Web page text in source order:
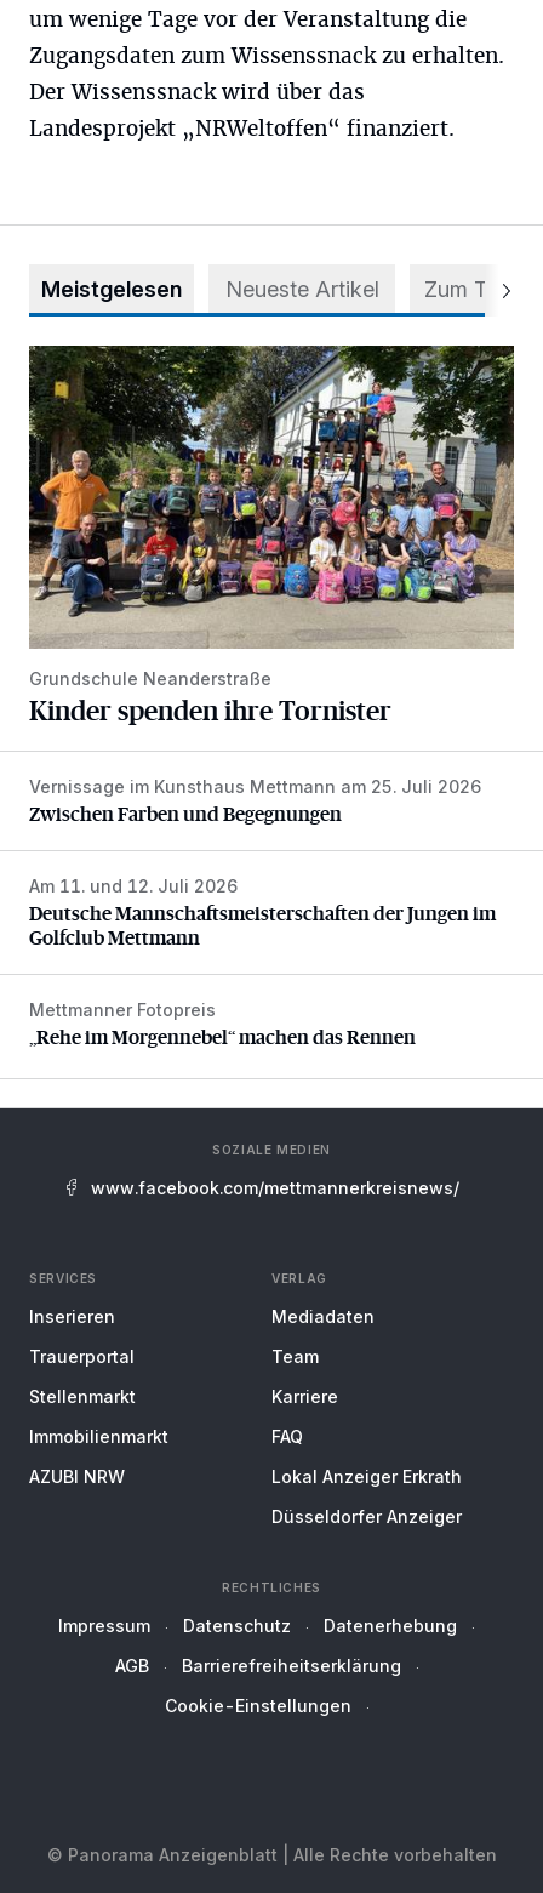
um wenige Tage vor der Veranstaltung die
Zugangsdaten zum Wissenssnack zu erhalten.
Der Wissenssnack wird über das
Landesprojekt „NRWeltoffen“ finanziert.
Meistgelesen Neueste Artikel Zum Thema
Kinder spenden ihre Tornister
Grundschule Neanderstraße
Kinder spenden ihre Tornister
Zwischen Farben und Begegnungen
Vernissage im Kunsthaus Mettmann am 25. Juli 2026
Zwischen Farben und Begegnungen
Deutsche Mannschaftsmeisterschaften der Jungen im
Am 11. und 12. Juli 2026
Deutsche Mannschaftsmeisterschaften der Jungen im
Golfclub Mettmann
„Rehe im Morgennebel“ machen das Rennen
Mettmanner Fotopreis
„Rehe im Morgennebel“ machen das Rennen
SOZIALE MEDIEN
www.facebook.com/mettmannerkreisnews/
SERVICES
Inserieren
Trauerportal
Stellenmarkt
Immobilienmarkt
AZUBI NRW
VERLAG
Mediadaten
Team
Karriere
FAQ
Lokal Anzeiger Erkrath
Düsseldorfer Anzeiger
RECHTLICHES
Impressum Datenschutz
Datenerhebung
AGB
Barrierefreiheitserklärung
Cookie-Einstellungen
© Panorama Anzeigenblatt | Alle Rechte vorbehalten